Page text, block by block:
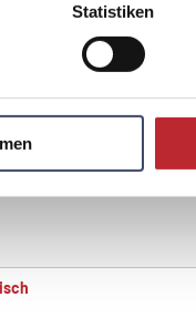
Statistiken
und
in der
präsentiert.